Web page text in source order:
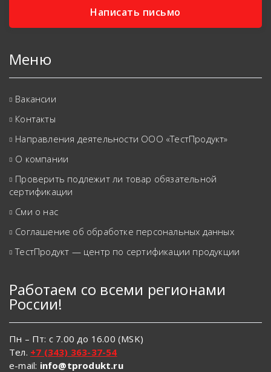
Написать письмо
Меню
Вакансии
Контакты
Направления деятельности ООО «ТестПродукт»
О компании
Проверить подлежит ли товар обязательной
сертификации
Сми о нас
Соглашение об обработке персональных данных
ТестПродукт — центр по сертификации продукции
Работаем со всеми регионами
России!
Пн – Пт: с 7.00 до 16.00 (MSK)
Тел. +7 (343) 363-37-54
e-mail: info@tprodukt.ru